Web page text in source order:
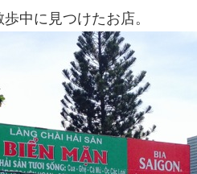
中に見つけたお店。